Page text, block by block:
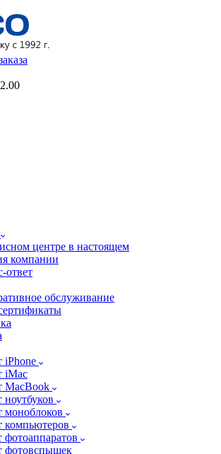
центре в настоящем
компании
ответ
обслуживание
iPhone
iMac
MacBook
ноутбуков
моноблоков
компьютеров
фотоаппаратов
фотовспышек